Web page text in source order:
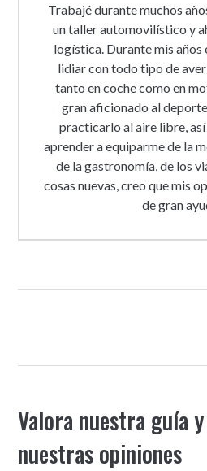
Trabajé durante muchos
un taller automovilístico y
logística. Durante mis años
lidiar con todo tipo de
tanto en coche como en
gran aficionado al
practicarlo al aire libre,
aprender a equiparme de la
de la gastronomía, de los
cosas nuevas, creo que mis
de gran
Valora nuestra guía
nuestras opiniones